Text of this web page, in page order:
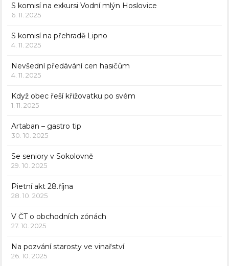
S komisí na exkursi Vodní mlýn Hoslovice
6. 11. 2025
S komisí na přehradě Lipno
4. 11. 2025
Nevšední předávání cen hasičům
4. 11. 2025
Když obec řeší křižovatku po svém
1. 11. 2025
Artaban – gastro tip
30. 10. 2025
Se seniory v Sokolovně
29. 10. 2025
Pietní akt 28.října
28. 10. 2025
V ČT o obchodních zónách
27. 10. 2025
Na pozvání starosty ve vinařství
26. 10. 2025